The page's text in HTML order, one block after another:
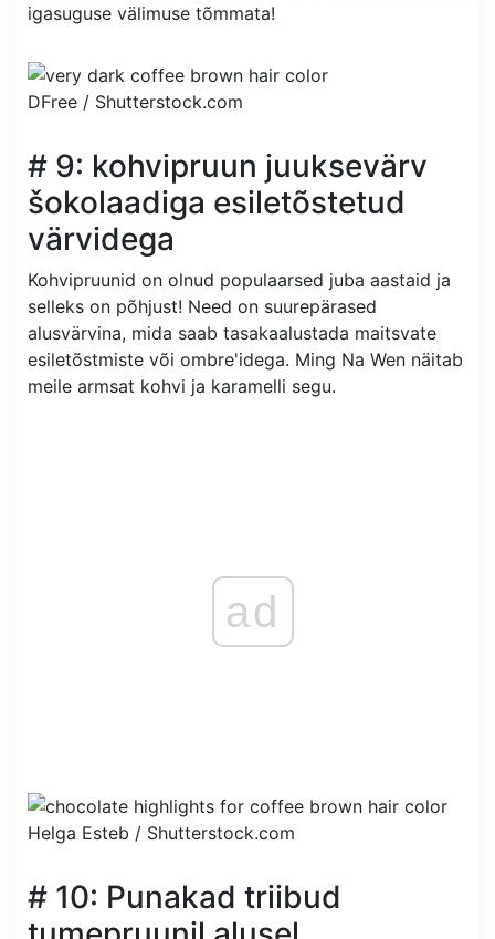
igasuguse välimuse tõmmata!
DFree / Shutterstock.com
# 9: kohvipruun juuksevärv
šokolaadiga esiletõstetud
värvidega
Kohvipruunid on olnud populaarsed juba aastaid ja
selleks on põhjust! Need on suurepärased
alusvärvina, mida saab tasakaalustada maitsvate
esiletõstmiste või ombre'idega. Ming Na Wen näitab
meile armsat kohvi ja karamelli segu.
ad
Helga Esteb / Shutterstock.com
# 10: Punakad triibud